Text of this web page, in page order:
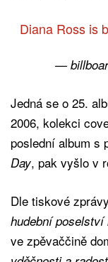
Diana Ross is
—
Jedná se o 25.
2006, kolekci
poslední album s
Day, pak vyšlo v
Dle tiskové zprávy
hudební poselství
ve zpěvaččině